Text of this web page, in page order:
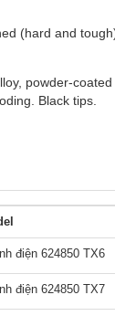
(hard and
powder-
Black tips.
điện 624850 TX6
điện 624850 TX7